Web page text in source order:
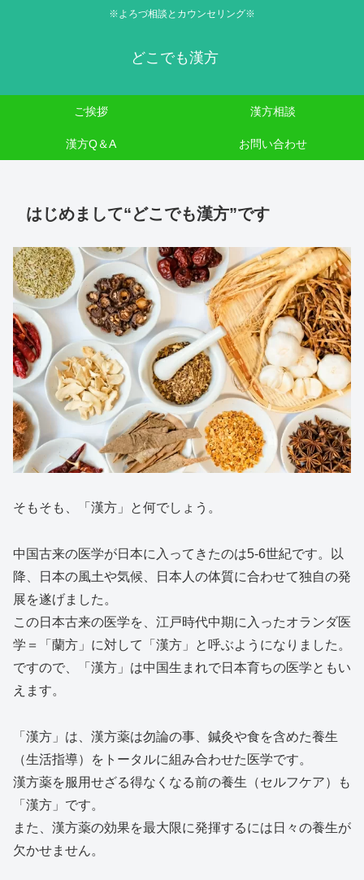
※よろづ相談とカウンセリング※
どこでも漢方
ご挨拶 漢方相談
漢方Q＆A お問い合わせ
はじめまして“どこでも漢方”です
そもそも、「漢方」と何でしょう。
中国古来の医学が日本に入ってきたのは5-6世紀です。以
降、日本の風土や気候、日本人の体質に合わせて独自の発
展を遂げました。
この日本古来の医学を、江戸時代中期に入ったオランダ医
学＝「蘭方」に対して「漢方」と呼ぶようになりました。
ですので、「漢方」は中国生まれで日本育ちの医学ともい
えます。
「漢方」は、漢方薬は勿論の事、鍼灸や食を含めた養生
（生活指導）をトータルに組み合わせた医学です。
漢方薬を服用せざる得なくなる前の養生（セルフケア）も
「漢方」です。
また、漢方薬の効果を最大限に発揮するには日々の養生が
欠かせません。